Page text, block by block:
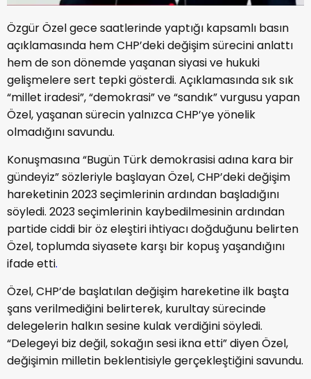
Özgür Özelgece saatlerinde yaptığı kapsamlı basın
açıklamasında hem CHP’deki değişim sürecini anlattı
hem de son dönemde yaşanan siyasi ve hukuki
gelişmelere sert tepki gösterdi. Açıklamasında sık sık
“millet iradesi”, “demokrasi” ve “sandık” vurgusu yapan
Özel, yaşanan sürecin yalnızca CHP’ye yönelik
olmadığını savundu.
Konuşmasına “Bugün Türk demokrasisi adına kara bir
gündeyiz” sözleriyle başlayan Özel, CHP’deki değişim
hareketinin 2023 seçimlerinin ardından başladığını
söyledi. 2023 seçimlerinin kaybedilmesinin ardından
partide ciddi bir öz eleştiri ihtiyacı doğduğunu belirten
Özel, toplumda siyasete karşı bir kopuş yaşandığını
ifade etti.
Özel, CHP’de başlatılan değişim hareketine ilk başta
şans verilmediğini belirterek, kurultay sürecinde
delegelerin halkın sesine kulak verdiğini söyledi.
“Delegeyi biz değil, sokağın sesi ikna etti” diyen Özel,
değişimin milletin beklentisiyle gerçekleştiğini savundu.